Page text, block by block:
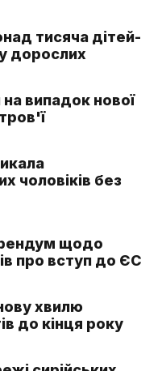
тисяча дітей-
дорослих
випадок нової
чоловіків без
щодо
про вступ до ЄС
хвилю
до кінця року